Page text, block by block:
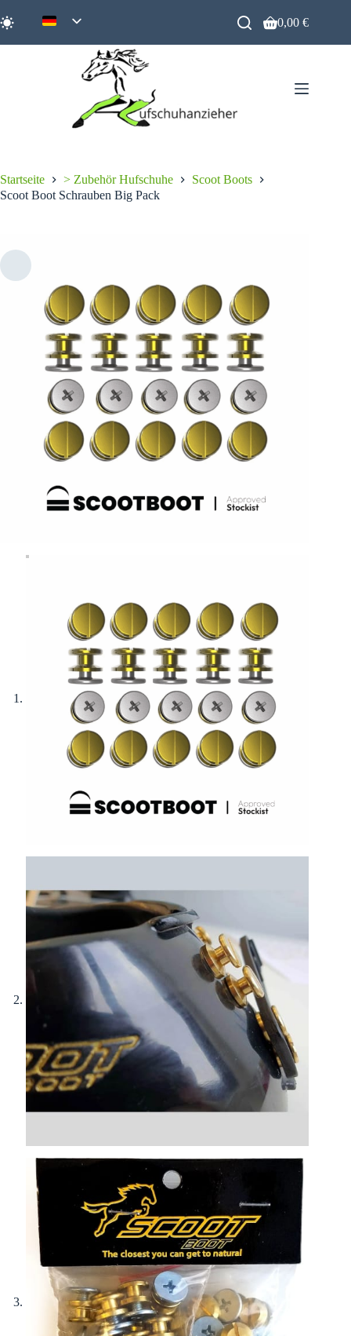
Inhalt
springen
Warenkorb
0,00€
Startseite > Zubehör Hufschuhe
Scoot Boots
Scoot Boot Schrauben Big Pack